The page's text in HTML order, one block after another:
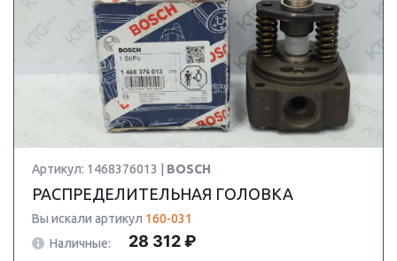
Артикул: 1468376013 | BOSCH
РАСПРЕДЕЛИТЕЛЬНАЯ ГОЛОВКА
Вы искали артикул 160-031
Наличные:
28 312 ₽